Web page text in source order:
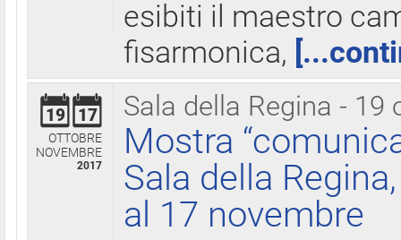
esibiti il maestro
fisarmonica,
Sala della Regina - 19
19 17
OTTOBRE
NOVEMBRE
2017
Mostra
Sala della
al 17 novembre